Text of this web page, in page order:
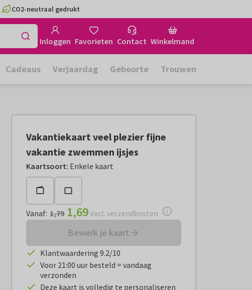
CO2-neutraal gedrukt
Inloggen Favorieten Contact Winkelmand
Cadeaus Verjaardag Geboorte Trouwen
Vakantiekaart veel plezier fijne
vakantie zwemmen ijsjes
Kaartsoort: Enkele kaart
Vanaf:€ 1,69 excl. verzendkosten
Vanaf: 1,79 1,69 excl. verzendkosten
Bewerk je kaart
Klantwaardering 9.2/10
Voor 21:00 uur besteld = vandaag
verzonden
Deze kaart is volledig te personaliseren